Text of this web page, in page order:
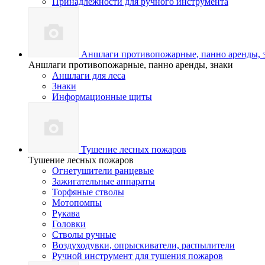
Аншлаги противопожарные, панно аренды,
Аншлаги противопожарные, панно аренды, знаки
Аншлаги для леса
Знаки
Информационные щиты
Тушение лесных пожаров
Тушение лесных пожаров
Огнетушители ранцевые
Зажигательные аппараты
Торфяные стволы
Мотопомпы
Рукава
Головки
Стволы ручные
Воздуходувки, опрыскиватели, распылители
Ручной инструмент для тушения пожаров